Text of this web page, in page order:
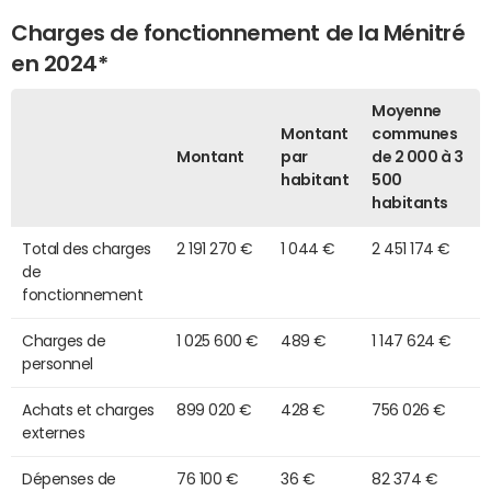
Charges de fonctionnement de la Ménitré
en 2024*
Montant
Montant
par
habitant
Moyenne
communes
de 2 000 à 3
500
habitants
Total des charges
de
fonctionnement
2 191 270 € 1 044 € 2 451 174 €
Charges de
personnel
1 025 600 € 489 € 1 147 624 €
Achats et charges
externes
899 020 € 428 € 756 026 €
Dépenses de 76 100 € 36 € 82 374 €